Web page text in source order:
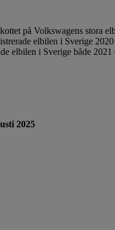
på Volkswagens stora
elbilen i Sverige 2020
elbilen i Sverige både 2021
2025